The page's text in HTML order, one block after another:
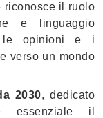
riconosce il ruolo
e linguaggio
le opinioni e i
verso un mondo
2030, dedicato
essenziale il